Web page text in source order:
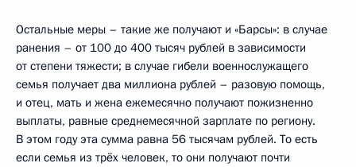
Остальные меры – такие же получают и «Барсы»: в случае
ранения – от 100 до 400 тысяч рублей в зависимости
от степени тяжести; в случае гибели военнослужащего
семья получает два миллиона рублей – разовую помощь,
и отец, мать и жена ежемесячно получают пожизненно
выплаты, равные среднемесячной зарплате по региону.
В этом году эта сумма равна 56 тысячам рублей. То есть
если семья из трёх человек, то они получают почти